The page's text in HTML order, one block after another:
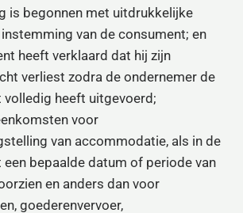
is begonnen met uitdrukkelijke
van de consument; en
heeft verklaard dat hij zijn
verliest zodra de ondernemer de
heeft uitgevoerd;
voor
van accommodatie, als in de
bepaalde datum of periode van
en anders dan voor
goederenvervoer,